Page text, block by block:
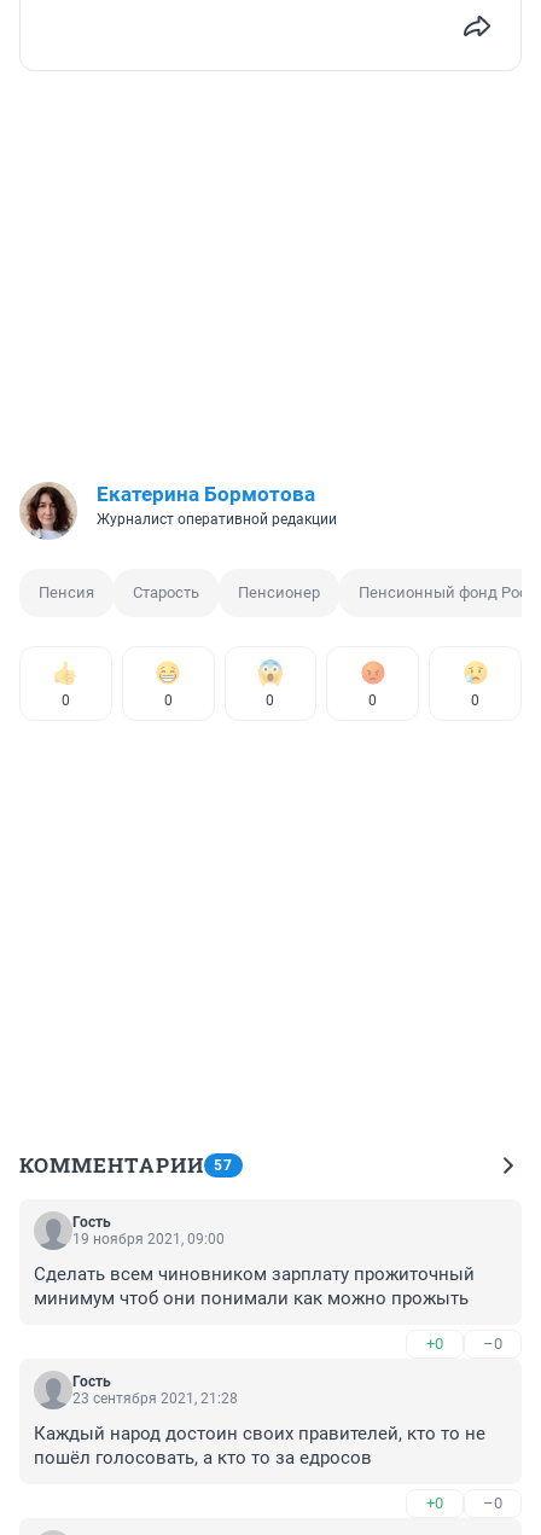
Екатерина Бормотова
Журналист оперативной редакции
Пенсия Старость Пенсионер Пенсионный фонд
0 0 0 0 0
КОММЕНТАРИИ 57
Гость
19 ноября 2021, 09:00
Сделать всем чиновником зарплату прожиточный
минимум чтоб они понимали как можно прожыть
+0 –0
Гость
23 сентября 2021, 21:28
Каждый народ достоин своих правителей, кто то не
пошёл голосовать, а кто то за едросов
+0 –0